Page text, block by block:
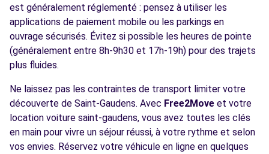
est généralement réglementé : pensez à utiliser les
applications de paiement mobile ou les parkings en
ouvrage sécurisés. Évitez si possible les heures de pointe
(généralement entre 8h-9h30 et 17h-19h) pour des trajets
plus fluides.
Ne laissez pas les contraintes de transport limiter votre
découverte de Saint-Gaudens. Avec Free2Move et votre
location voiture saint-gaudens, vous avez toutes les clés
en main pour vivre un séjour réussi, à votre rythme et selon
vos envies. Réservez votre véhicule en ligne en quelques